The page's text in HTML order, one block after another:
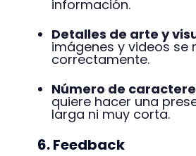
información.
Detalles de arte y
imágenes y videos se
correctamente.
Número de
quiere hacer una
larga ni muy corta.
6. Feedback